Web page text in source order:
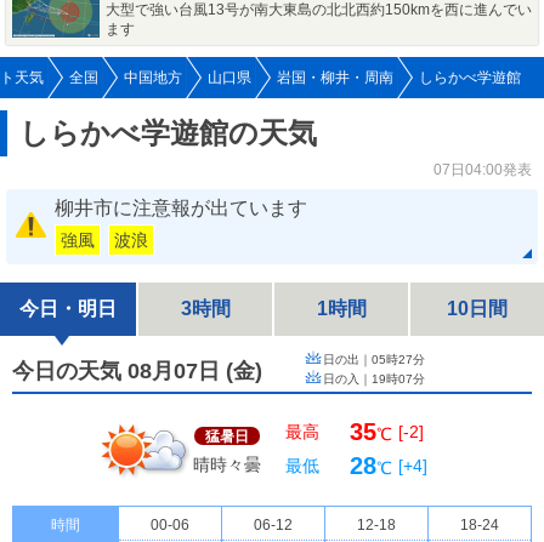
大型で強い台風13号が南大東島の北北西約150kmを西に進んでい
ます
天気 全国 中国地方 山口県 岩国・柳井・周南 しらかべ学遊館
しらかべ学遊館の天気
07日04:00発表
柳井市に注意報が出ています
強風 波浪
今日・明日 3時間 1時間 10日間
今日の天気 08月07日 (金) 日の出｜ 05時27分
日の入｜ 19時07分
猛暑日
晴時々曇
最高 35℃ [-2]
最低
28℃ [+4]
時間 00-06 06-12 12-18 18-24